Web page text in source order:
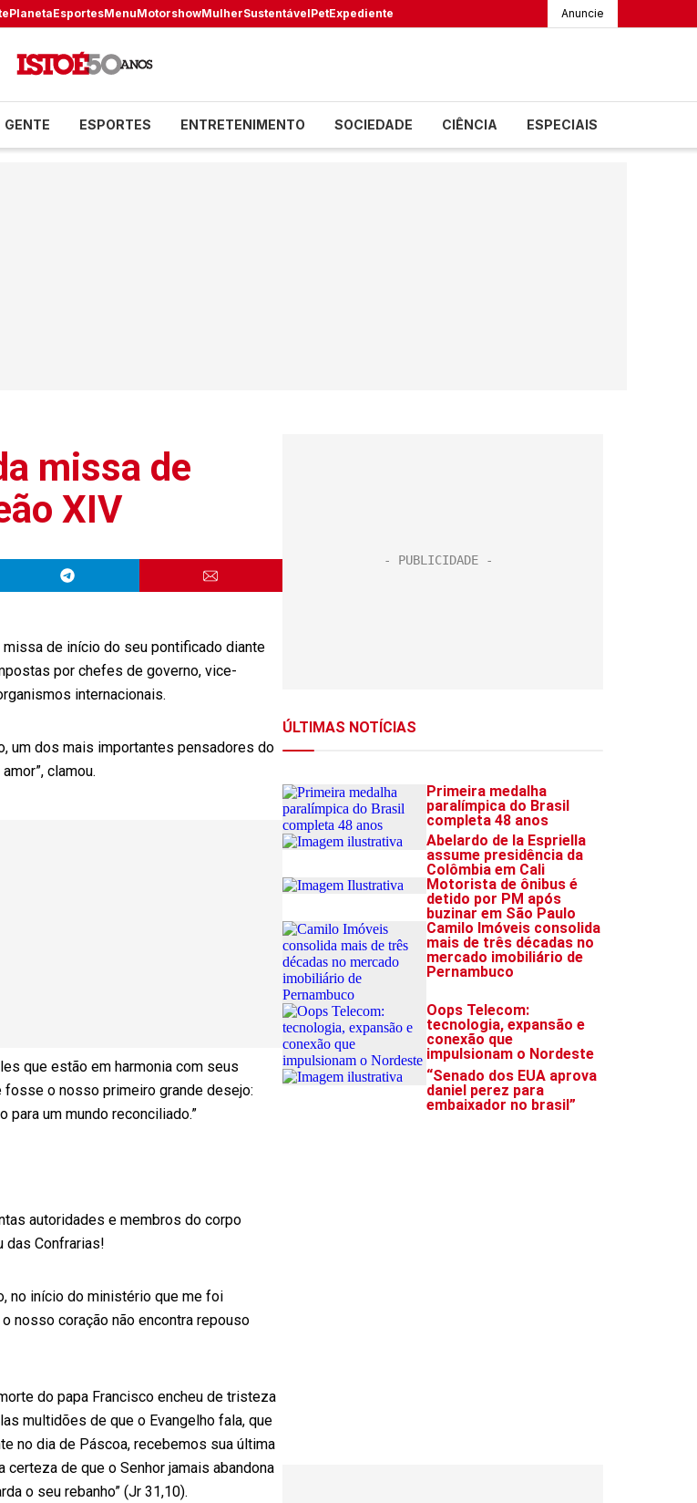
PlanetaEsportesMenuMotorshowMulherSustentávelPetExpediente Anuncie
GENTE ESPORTES ENTRETENIMENTO SOCIEDADE CIÊNCIA ESPECIAIS
missa de
XIV
missa de início do seu pontificado diante
por chefes de governo, vice-
internacionais.
um dos mais importantes pensadores do
clamou.
que estão em harmonia com seus
fosse o nosso primeiro grande desejo:
para um mundo reconciliado.”
autoridades e membros do corpo
das Confrarias!
no início do ministério que me foi
nosso coração não encontra repouso
do papa Francisco encheu de tristeza
multidões de que o Evangelho fala, que
no dia de Páscoa, recebemos sua última
de que o Senhor jamais abandona
o seu rebanho” (Jr 31,10).